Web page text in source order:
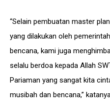
“Selain pembuatan master
yang dilakukan oleh
bencana, kami juga
selalu berdoa kepada Allah
Pariaman yang sangat kita
musibah dan bencana,”